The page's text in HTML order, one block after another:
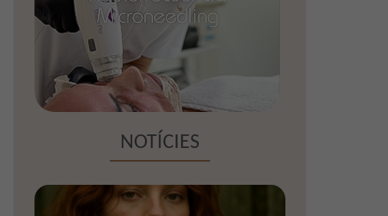
NOTÍCIES